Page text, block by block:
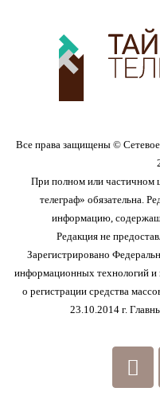
Все права защищены ©
При полном или частичном
телеграф» обязательна.
информацию,
Редакция не
Зарегистрировано
информационных технологий и
о регистрации средства
23.10.2014 г.